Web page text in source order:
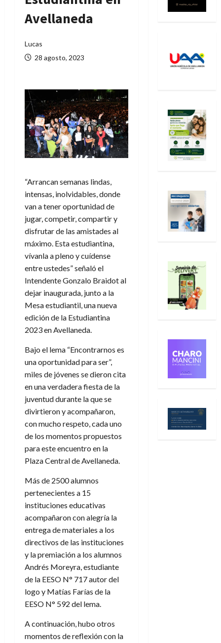
Avellaneda
Lucas
28 agosto, 2023
“Arrancan semanas lindas,
intensas, inolvidables, donde
van a tener oportunidad de
jugar, competir, compartir y
disfrutar de las amistades al
máximo. Esta estudiantina,
vívanla a pleno y cuídense
entre ustedes” señaló el
Intendente Gonzalo Braidot al
dejar inaugurada, junto a la
Mesa estudiantil, una nueva
edición de la Estudiantina
2023 en Avellaneda.
Bajo el lema “Encontrarnos es
una oportunidad para ser”,
miles de jóvenes se dieron cita
en una verdadera fiesta de la
juventud durante la que se
divirtieron y acompañaron,
con mucho respeto, cada uno
de los momentos propuestos
para este encuentro en la
Plaza Central de Avellaneda.
Más de 2500 alumnos
pertenecientes a 15
instituciones educativas
acompañaron con alegría la
entrega de materiales a los
directivos de las instituciones
y la premiación a los alumnos
Andrés Moreyra, estudiante
de la EESO N° 717 autor del
logo y Matías Farías de la
EESO N° 592 del lema.
A continuación, hubo otros
momentos de reflexión con la